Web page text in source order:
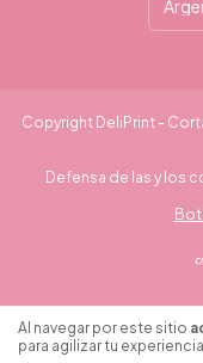
Al navegar por este sitio
para agilizar tu
Copyright DeliPrint -
Defensa de las y los